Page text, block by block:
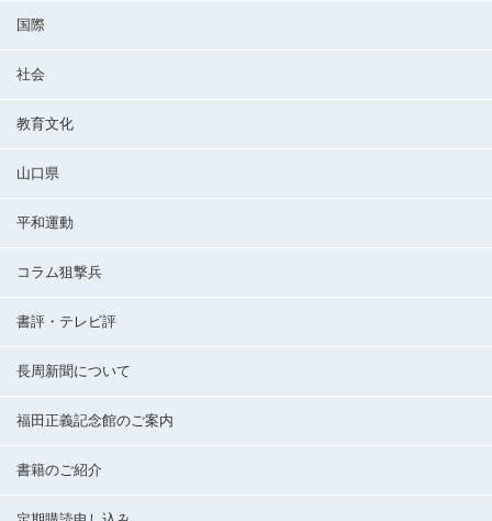
国際
社会
教育文化
山口県
平和運動
コラム狙撃兵
書評・テレビ評
長周新聞について
福田正義記念館のご案内
書籍のご紹介